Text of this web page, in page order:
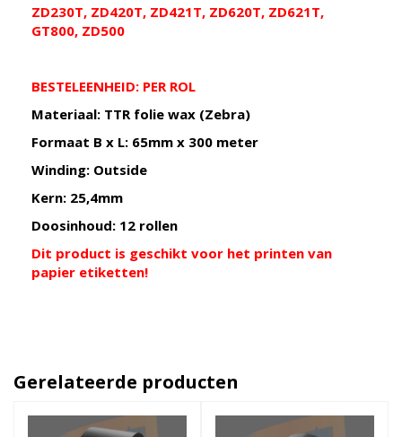
ZD230T, ZD420T, ZD421T, ZD620T, ZD621T,
GT800, ZD500
BESTELEENHEID: PER ROL
Materiaal: TTR folie wax (Zebra)
Formaat B x L: 65mm x 300 meter
Winding: Outside
Kern: 25,4mm
Doosinhoud: 12 rollen
Dit product is geschikt voor het printen van
papier etiketten!
Gerelateerde producten